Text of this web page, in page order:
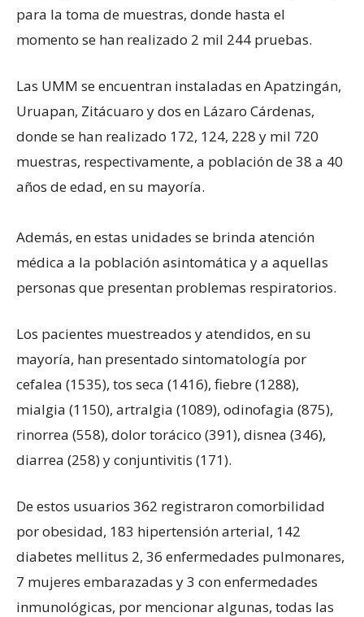
para la toma de muestras, donde hasta el
momento se han realizado 2 mil 244 pruebas.
Las UMM se encuentran instaladas en Apatzingán,
Uruapan, Zitácuaro y dos en Lázaro Cárdenas,
donde se han realizado 172, 124, 228 y mil 720
muestras, respectivamente, a población de 38 a 40
años de edad, en su mayoría.
Además, en estas unidades se brinda atención
médica a la población asintomática y a aquellas
personas que presentan problemas respiratorios.
Los pacientes muestreados y atendidos, en su
mayoría, han presentado sintomatología por
cefalea (1535), tos seca (1416), fiebre (1288),
mialgia (1150), artralgia (1089), odinofagia (875),
rinorrea (558), dolor torácico (391), disnea (346),
diarrea (258) y conjuntivitis (171).
De estos usuarios 362 registraron comorbilidad
por obesidad, 183 hipertensión arterial, 142
diabetes mellitus 2, 36 enfermedades pulmonares,
7 mujeres embarazadas y 3 con enfermedades
inmunológicas, por mencionar algunas, todas las